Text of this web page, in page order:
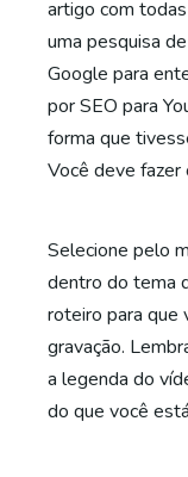
artigo com
uma pesquisa
Google para
por SEO para
forma que
Você deve fazer
Selecione pelo
dentro do tema
roteiro para que
gravação.
a legenda do
do que você